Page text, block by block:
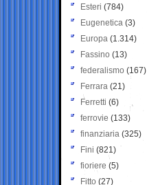
Esteri (784)
Eugenetica (3)
Europa (1.314)
Fassino (13)
federalismo (167)
Ferrara (21)
Ferretti (6)
ferrovie (133)
finanziaria (325)
Fini (821)
fioriere (5)
Fitto (27)